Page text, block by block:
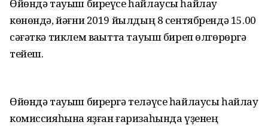
Өйөндә тауыш биреүсе һайлаусы һайлау
көнөндә, йәғни 2019 йылдың 8 сентябрендә 15.00
сәғәткә тиклем ваҡытта тауыш биреп өлгөрөргә
тейеш.
Өйөндә тауыш бирергә теләүсе һайлаусы һайлау
комиссияһына яҙған ғаризаһында үҙенең